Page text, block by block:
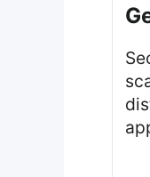
Secondo il cardinale Vincent Nichols, noto per la sua esperienza nella gestione degli eventi ecclesiastici su larga